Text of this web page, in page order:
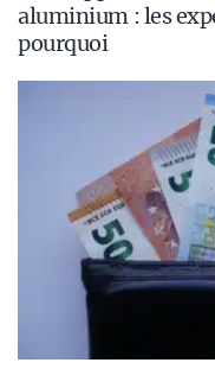
aluminium : les
pourquoi